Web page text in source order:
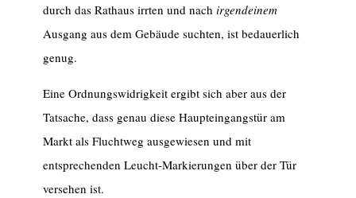
durch das Rathaus irrten und nach irgendeinem
Ausgang aus dem Gebäude suchten, ist bedauerlich
genug.
Eine Ordnungswidrigkeit ergibt sich aber aus der
Tatsache, dass genau diese Haupteingangstür am
Markt als Fluchtweg ausgewiesen und mit
entsprechenden Leucht-Markierungen über der Tür
versehen ist.